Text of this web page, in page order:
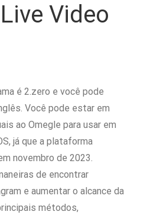
Video
é 2.zero e você pode
Você pode estar em
ao Omegle para usar em
já que a plataforma
novembro de 2023.
de encontrar
e aumentar o alcance da
métodos,